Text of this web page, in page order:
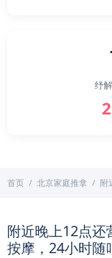
纾
首页 北京家庭推拿 附近
附近晚上12点还
按摩，24小时随